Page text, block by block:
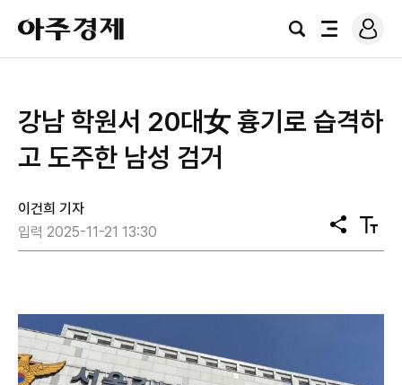
아
주
경
검
전
로
그
강남 학원서 20대女 흉기로 습격하
고 도주한 남성 검거
이건희 기자
입력 2025-11-21 13:30
공
유
텍
스